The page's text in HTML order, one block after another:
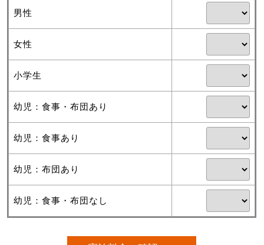
男性
女性
小学生
幼児：食事・布団あり
幼児：食事あり
幼児：布団あり
幼児：食事・布団なし